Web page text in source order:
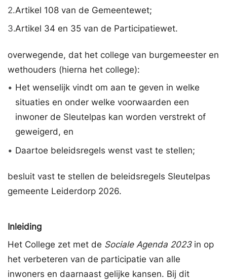
2.Artikel 108 van de Gemeentewet;
3.Artikel 34 en 35 van de Participatiewet.
overwegende, dat het college van burgemeester en
wethouders (hierna het college):
• Het wenselijk vindt om aan te geven in welke
situaties en onder welke voorwaarden een
inwoner de Sleutelpas kan worden verstrekt of
geweigerd, en
• Daartoe beleidsregels wenst vast te stellen;
besluit vast te stellen de beleidsregels Sleutelpas
gemeente Leiderdorp 2026.
Inleiding
Het College zet met de Sociale Agenda 2023in op
het verbeteren van de participatie van alle
inwoners en daarnaast gelijke kansen. Bij dit